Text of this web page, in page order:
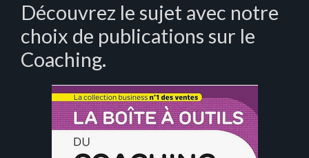
Découvrez le sujet avec notre
choix de publications sur le
Coaching.